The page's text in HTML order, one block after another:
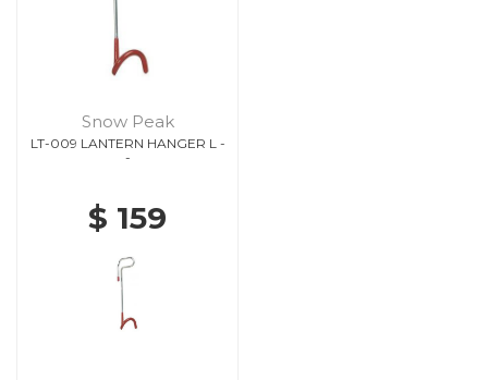
Snow Peak
LT-009 LANTERN HANGER L -
-
$ 159